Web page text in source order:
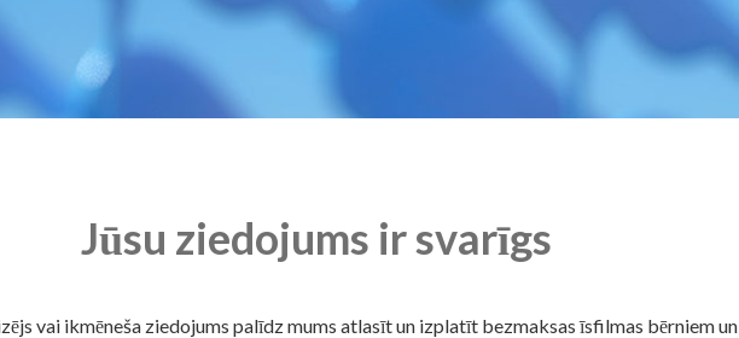
Jūsu ziedojums ir svarīgs
vai ikmēneša ziedojums palīdz mums atlasīt un izplatīt bezmaksas īsfilmas bērniem un